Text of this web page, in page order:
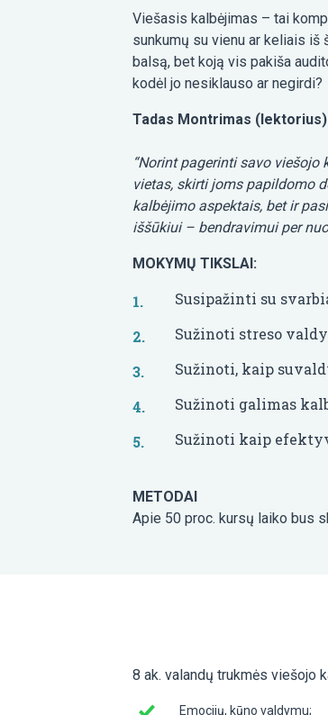
Viešasis kalbėjimas – tai
sunkumų su vienu ar keliais
balsą, bet koją vis pakiša
kodėl jo nesiklauso ar negirdi?
Tadas Montrimas
“Norint pagerinti savo
vietas, skirti joms papildomo
kalbėjimo aspektais, bet ir
iššūkiui – bendravimui per
MOKYMŲ TIKSLAI:
Susipažinti su
Sužinoti streso
Sužinoti, kaip
Sužinoti galimas
Sužinoti kaip
METODAI
Apie 50 proc. kursų laiko bus
8 ak. valandų trukmės viešojo
Emocijų, kūno valdymu;